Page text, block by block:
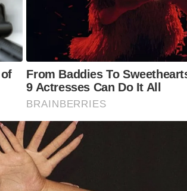
From Baddies To
9 Actresses Can Do It All
BRAINBERRIES